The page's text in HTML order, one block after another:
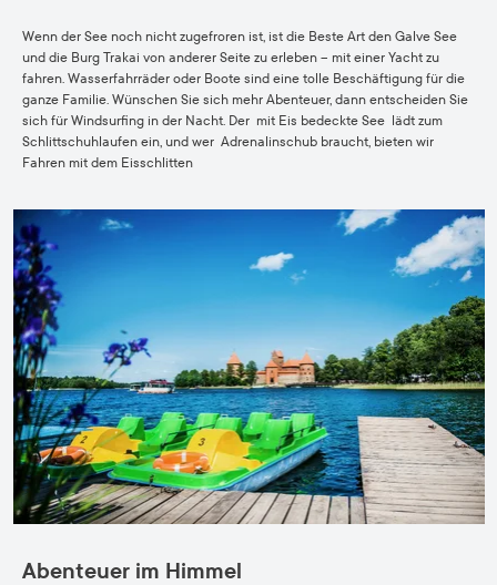
Wenn der See noch nicht zugefroren ist, ist die Beste Art den Galve See
und die Burg Trakai von anderer Seite zu erleben – mit einer Yacht zu
fahren. Wasserfahrräder oder Boote sind eine tolle Beschäftigung für die
ganze Familie. Wünschen Sie sich mehr Abenteuer, dann entscheiden Sie
sich für Windsurfing in der Nacht. Der mit Eis bedeckte See lädt zum
Schlittschuhlaufen ein, und wer Adrenalinschub braucht, bieten wir
Fahren mit dem Eisschlitten
Abenteuer im Himmel